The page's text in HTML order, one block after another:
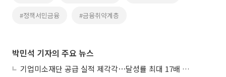
#정책서민금융 #금융취약계층
박민석 기자의 주요 뉴스
기업미소재단 공급 실적 제각각⋯달성률 최대 17배 차이